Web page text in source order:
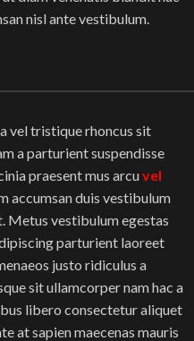
nisl ante vestibulum.
vel tristique rhoncus sit
a parturient suspendisse
praesent mus arcuvel
accumsan duis vestibulum
Metus vestibulum egestas
parturient laoreet
justo ridiculus a
sit ullamcorper nam hac a
libero consectetur aliquet
at sapien maecenas mauris